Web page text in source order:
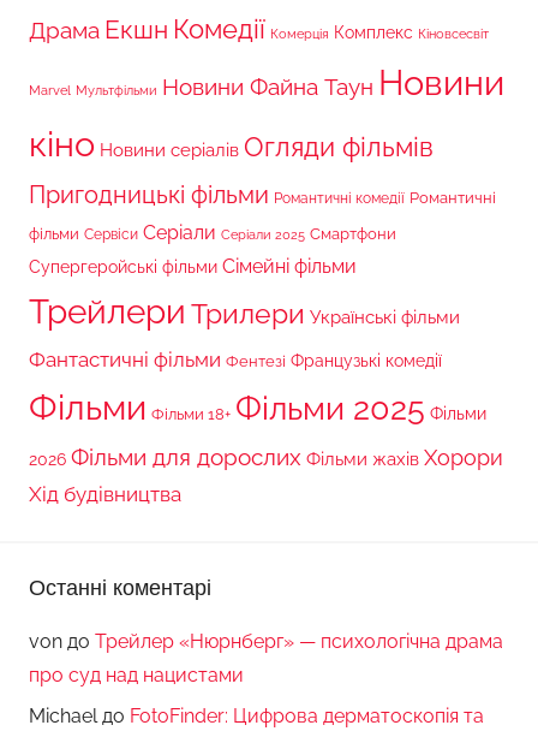
Драма Екшн Комедії Комерція Комплекс Кіновсесвіт
Marvel Мультфільми Новини Файна Таун Новини
кіно Новини серіалів Огляди фільмів
Пригодницькі фільми Романтичні комедії Романтичні
фільми Сервіси Серіали Серіали 2025 Смартфони
Супергеройські фільми Сімейні фільми
Трейлери Трилери Українські фільми
Фантастичні фільми Фентезі Французькі комедії
Фільми Фільми 18+ Фільми 2025 Фільми
2026 Фільми для дорослих Фільми жахів Хорори
Хід будівництва
Останні коментарі
von до Трейлер «Нюрнберг» — психологічна драма
про суд над нацистами
Michaelдо FotoFinder: Цифрова дерматоскопія та